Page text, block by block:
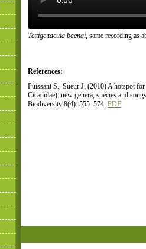
Tettigettacula baenai, same recording as
References:
Puissant S., Sueur J. (2010) A hotspot
Cicadidae): new genera, species and
Biodiversity 8(4): 555–574. PDF